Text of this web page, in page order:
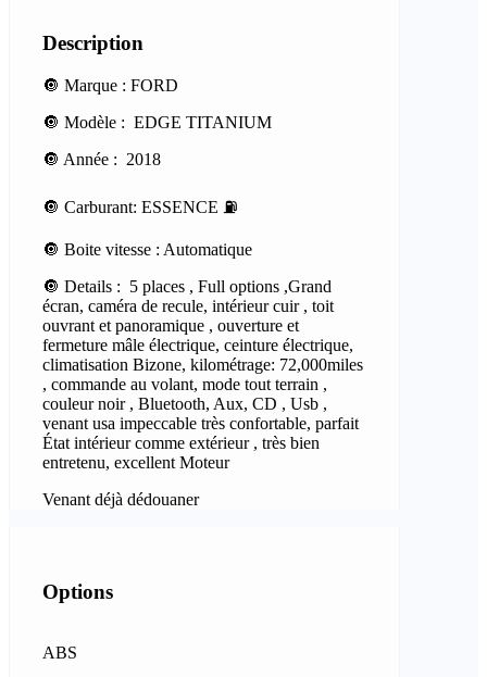
Description
🔘 Marque : FORD
🔘 Modèle : EDGE TITANIUM
🔘 Année : 2018
🔘 Carburant: ESSENCE ⛽️
🔘 Boite vitesse : Automatique
🔘 Details : 5 places , Full options ,Grand
écran, caméra de recule, intérieur cuir , toit
ouvrant et panoramique , ouverture et
fermeture mâle électrique, ceinture électrique,
climatisation Bizone, kilométrage: 72,000miles
, commande au volant, mode tout terrain ,
couleur noir , Bluetooth, Aux, CD , Usb ,
venant usa impeccable très confortable, parfait
État intérieur comme extérieur , très bien
entretenu, excellent Moteur
Venant déjà dédouaner
Options
ABS